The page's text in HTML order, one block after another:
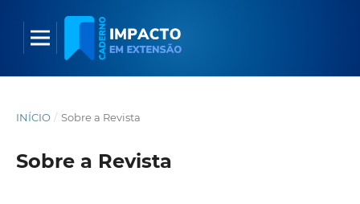
INÍCIO / Sobre a Revista
Sobre a Revista